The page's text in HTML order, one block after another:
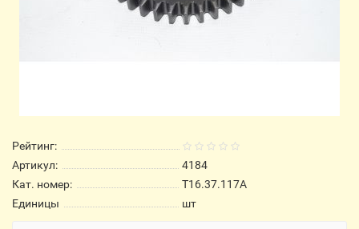
Рейтинг:
Артикул:
4184
Кат. номер:
Т16.37.117А
Единицы
шт